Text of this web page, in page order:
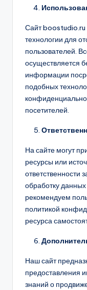
Сайт boostudio.ru
технологии для
пользователей.
осуществляется
информации
подобных
посетителей.
На сайте могут
ресурсы или
ответственности
обработку
рекомендуем
политикой
ресурса
Наш сайт
предоставления
знаний о